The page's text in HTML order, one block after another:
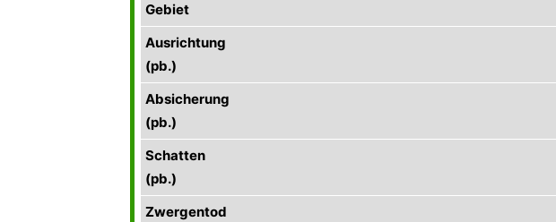
Gebiet
Ausrichtung
(pb.)
Absicherung
(pb.)
Schatten
(pb.)
Zwergentod